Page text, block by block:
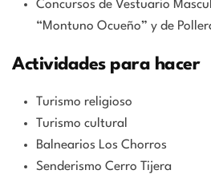
Concursos de Vestuario
“Montuno Ocueño” y de
Actividades para hacer
Turismo religioso
Turismo cultural
Balnearios Los Chorros
Senderismo Cerro Tijera